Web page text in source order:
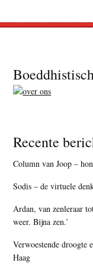
Footer
Recente
Column van Joop –
Sodis – de virtuele
Ardan, van zenleraar
weer. Bijna zen.’
Verwoestende
Haag